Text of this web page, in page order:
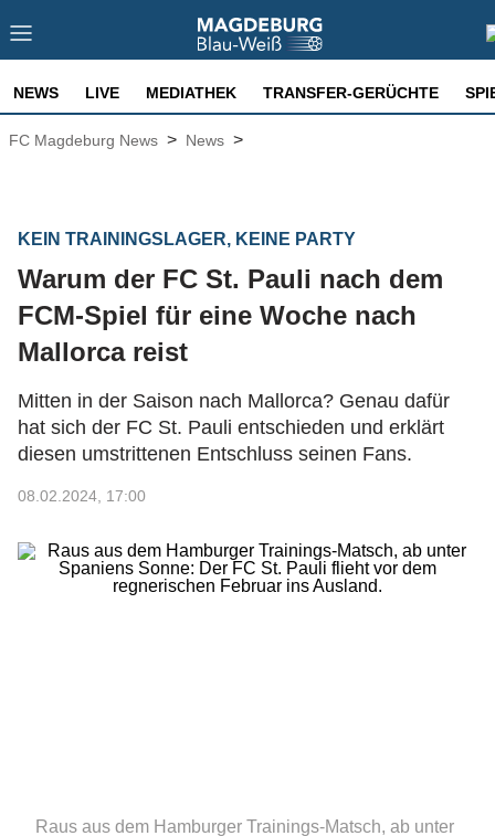
NEWS LIVE MEDIATHEK TRANSFER-GERÜCHTE
FC Magdeburg News > News >
KEIN TRAININGSLAGER, KEINE PARTY
Warum der FC St. Pauli nach dem
FCM-Spiel für eine Woche nach
Mallorca reist
Mitten in der Saison nach Mallorca? Genau dafür
hat sich der FC St. Pauli entschieden und erklärt
diesen umstrittenen Entschluss seinen Fans.
08.02.2024, 17:00
Raus aus dem Hamburger Trainings-Matsch, ab unter